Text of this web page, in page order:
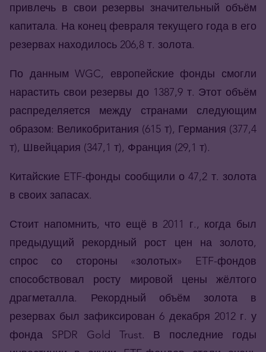
привлечь в свои резервы значительный объём
капитала. На конец февраля текущего года в его
резервах находилось 206,8 т. золота.
По данным WGC, европейские фонды смогли
нарастить свои резервы до 1387,9 т. Этот объём
распределяется между странами следующим
образом: Великобритания (615 т), Германия (377,4
т), Швейцария (347,1 т), Франция (29,1 т).
Китайские ETF-фонды сообщили о 47,2 т. золота
в своих запасах.
Стоит напомнить, что ещё в 2011 г., когда был
предыдущий рекордный рост цен на золото,
спрос со стороны «золотых» ETF-фондов
способствовал росту мировой цены жёлтого
драгметалла. Рекордный объём золота в
резервах был зафиксирован 6 декабря 2012 г. у
фонда SPDR Gold Trust. В последние годы